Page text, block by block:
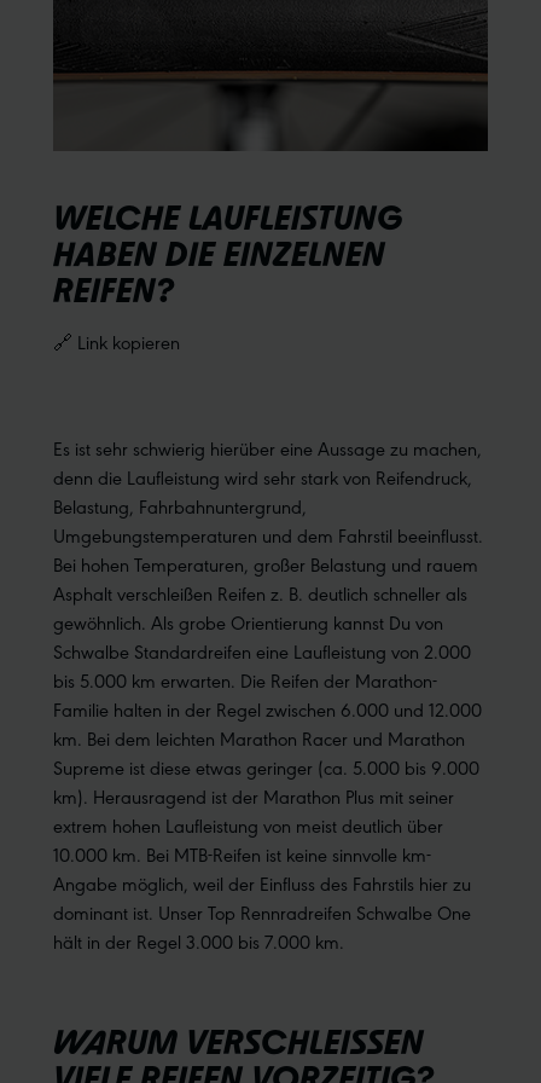
WELCHE LAUFLEISTUNG
HABEN DIE EINZELNEN
REIFEN?
🔗 Link kopieren
Es ist sehr schwierig hierüber eine Aussage zu machen,
denn die Laufleistung wird sehr stark von Reifendruck,
Belastung, Fahrbahnuntergrund,
Umgebungstemperaturen und dem Fahrstil beeinflusst.
Bei hohen Temperaturen, großer Belastung und rauem
Asphalt verschleißen Reifen z. B. deutlich schneller als
gewöhnlich. Als grobe Orientierung kannst Du von
Schwalbe Standardreifen eine Laufleistung von 2.000
bis 5.000 km erwarten. Die Reifen der Marathon-
Familie halten in der Regel zwischen 6.000 und 12.000
km. Bei dem leichten Marathon Racer und Marathon
Supreme ist diese etwas geringer (ca. 5.000 bis 9.000
km). Herausragend ist der Marathon Plus mit seiner
extrem hohen Laufleistung von meist deutlich über
10.000 km. Bei MTB-Reifen ist keine sinnvolle km-
Angabe möglich, weil der Einfluss des Fahrstils hier zu
dominant ist. Unser Top Rennradreifen Schwalbe One
hält in der Regel 3.000 bis 7.000 km.
WARUM VERSCHLEISSEN V